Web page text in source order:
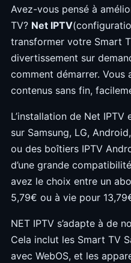
Avez-vous pensé à
TV? Net IPTV
transformer votre Smart
divertissement sur
comment démarrer. Vous
contenus sans fin,
L’installation de Net
sur Samsung, LG,
ou des boîtiers IPTV
d’une grande
avez le choix entre un
5,79€ ou à vie pour
NET IPTV s’adapte à de
Cela inclut les Smart TV
avec WebOS, et les